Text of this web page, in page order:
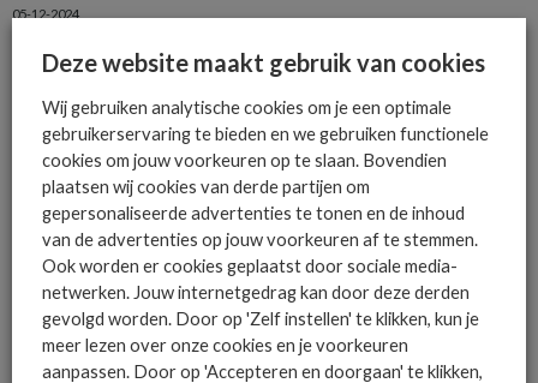
05-12-2024
Alain Luxembourg (Barracuda) over het cybersecurity-forum
In onze rubriek ‘Het meest opvallende nieuws….’ volgt een prominent in de
markt een week lang intensief de berichtgeving op...
15-12-2023
Claranet: ‘Schijnveiligheid grote uitdaging bij IT-security’
Nog kwalijker dan onvoldoende aandacht voor cybersecurity is een onterecht
vertrouwen dat alles goed geregeld is. “Blijf testen, laat audits...
Deze website maakt gebruik van cookies
Wij gebruiken analytische cookies om je een optimale
gebruikerservaring te bieden en we gebruiken functionele
cookies om jouw voorkeuren op te slaan. Bovendien
plaatsen wij cookies van derde partijen om
gepersonaliseerde advertenties te tonen en de inhoud
van de advertenties op jouw voorkeuren af te stemmen.
Ook worden er cookies geplaatst door sociale media-
netwerken. Jouw internetgedrag kan door deze derden
gevolgd worden. Door op 'Zelf instellen' te klikken, kun je
meer lezen over onze cookies en je voorkeuren
aanpassen. Door op 'Accepteren en doorgaan' te klikken,